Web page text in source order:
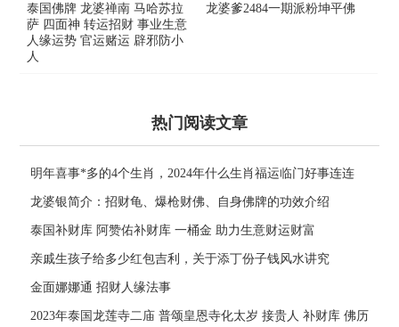
泰国佛牌 龙婆禅南 马哈苏拉
萨 四面神 转运招财 事业生意
人缘运势 官运赌运 辟邪防小
人
​龙婆爹2484一期派粉坤平佛
热门阅读文章
明年喜事*多的4个生肖，2024年什么生肖福运临门好事连连
龙婆银简介：招财龟、爆枪财佛、自身佛牌的功效介绍
泰国补财库 阿赞佑补财库 一桶金 助力生意财运财富
亲戚生孩子给多少红包吉利，关于添丁份子钱风水讲究
金面娜娜通 招财人缘法事
2023年泰国龙莲寺二庙 普颂皇恩寺化太岁 接贵人 补财库 佛历